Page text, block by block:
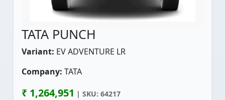
TATA PUNCH
Variant: EV ADVENTURE LR
Company: TATA
₹ 1,264,951 | SKU: 64217